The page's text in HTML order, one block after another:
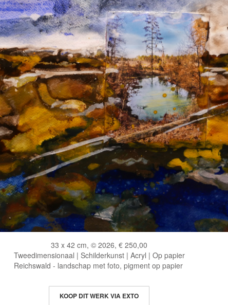
33 x 42 cm, © 2026, € 250,00
Tweedimensionaal | Schilderkunst | Acryl | Op papier
Reichswald - landschap met foto, pigment op papier
KOOP DIT WERK VIA EXTO